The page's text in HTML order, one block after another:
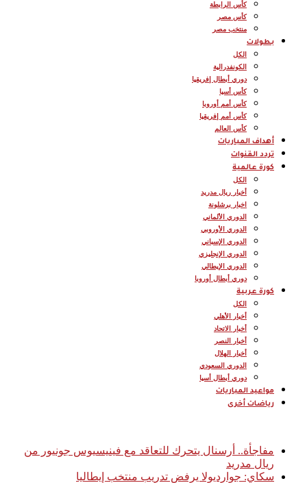
كأس الرابطة
كأس مصر
منتخب مصر
بطولات
الكل
الكونفدرالية
دوري أبطال إفريقيا
كأس أسيا
كأس أمم أوروبا
كأس أمم إفريقيا
كأس العالم
أهداف المباريات
تردد القنوات
كورة عالمية
الكل
أخبار ريال مدريد
اخبار برشلونة
الدوري الألماني
الدوري الأوروبي
الدوري الإسباني
الدوري الإنجليزي
الدوري الإيطالي
دوري أبطال أوروبا
كورة عربية
الكل
أخبار الأهلي
أخبار الاتحاد
أخبار النصر
أخبار الهلال
الدوري السعودي
دوري أبطال أسيا
مواعيد المباريات
رياضات أخرى
مفاجأة.. أرسنال يتحرك للتعاقد مع فينيسيوس جونيور من
ريال مدريد
سكاي: جوارديولا يرفض تدريب منتخب إيطاليا